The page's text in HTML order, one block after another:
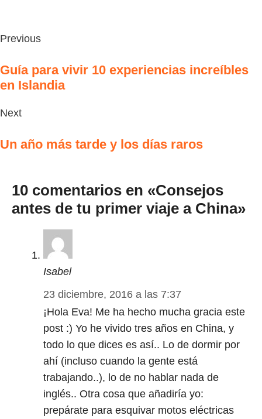
Previous
Guía para vivir 10 experiencias increíbles
en Islandia
Next
Un año más tarde y los días raros
10 comentarios en «Consejos
antes de tu primer viaje a China»
Isabel
23 diciembre, 2016 a las 7:37
¡Hola Eva! Me ha hecho mucha gracia este
post :) Yo he vivido tres años en China, y
todo lo que dices es así.. Lo de dormir por
ahí (incluso cuando la gente está
trabajando..), lo de no hablar nada de
inglés.. Otra cosa que añadiría yo:
prepárate para esquivar motos eléctricas